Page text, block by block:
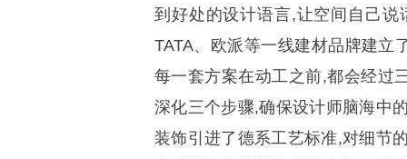
到好处的设计语言,让空间自己
TATA、欧派等一线建材品牌建立
每一套方案在动工之前,都会经过
深化三个步骤,确保设计师脑海中
装饰引进了德系工艺标准,对细节